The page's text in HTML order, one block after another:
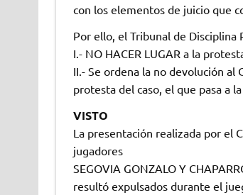
con los elementos de juicio que
Por ello, el Tribunal de Disciplina
I.- NO HACER LUGAR a la
II.- Se ordena la no devolución al
protesta del caso, el que pasa a
VISTO
La presentación realizada por el
jugadores
SEGOVIA GONZALO Y
resultó expulsados durante el